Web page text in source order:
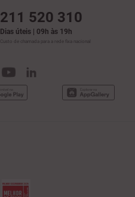
211 520 310
Dias úteis | 09h às 19h
Custo de chamada para a rede fixa nacional